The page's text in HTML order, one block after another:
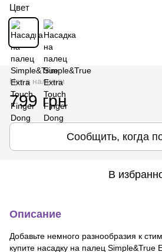
Цвет
Нет в наличии
799 грн
Сообщить, когда
В
Описание
Добавьте немного разнообразия к
купите насадку на палец Simple&True